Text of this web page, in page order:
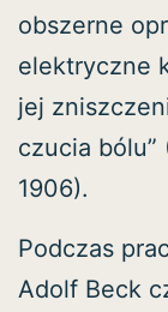
obszerne
elektryczne
jej
czucia bólu”
1906).
Podczas
Adolf Beck